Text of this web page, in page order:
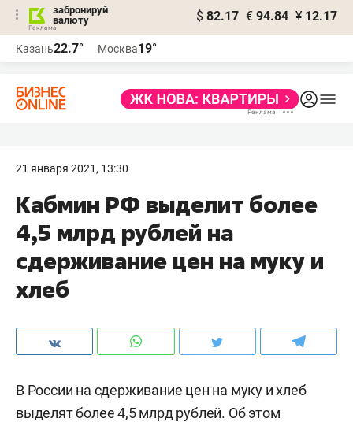
забронируй
валюту
$ 82.17 € 94.84 ¥ 12.17
Казань22.7° Москва19°
21 января 2021, 13:30
Кабмин РФ выделит более
4,5 млрд рублей на
сдерживание цен на муку и
хлеб
В России на сдерживание цен на муку и хлеб
выделят более 4,5 млрд рублей. Об этом